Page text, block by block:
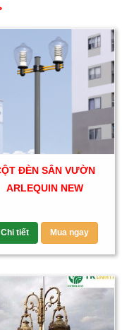
ĐÈN SÂN VƯỜN
ARLEQUIN NEW
Chi tiết Mua ngay